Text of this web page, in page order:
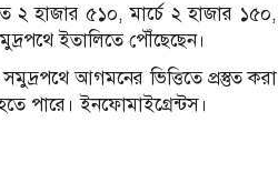
হাজার ৫১০, মার্চে ২ হাজার ১৫০,
ইতালিতে পৌঁছেছেন।
আগমনের ভিত্তিতে প্রস্তুত করা
পারে। ইনফোমাইগ্রেন্টস।